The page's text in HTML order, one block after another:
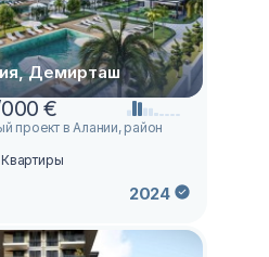
Демирташ
000 €
проект в Алании, район
Квартиры
2024